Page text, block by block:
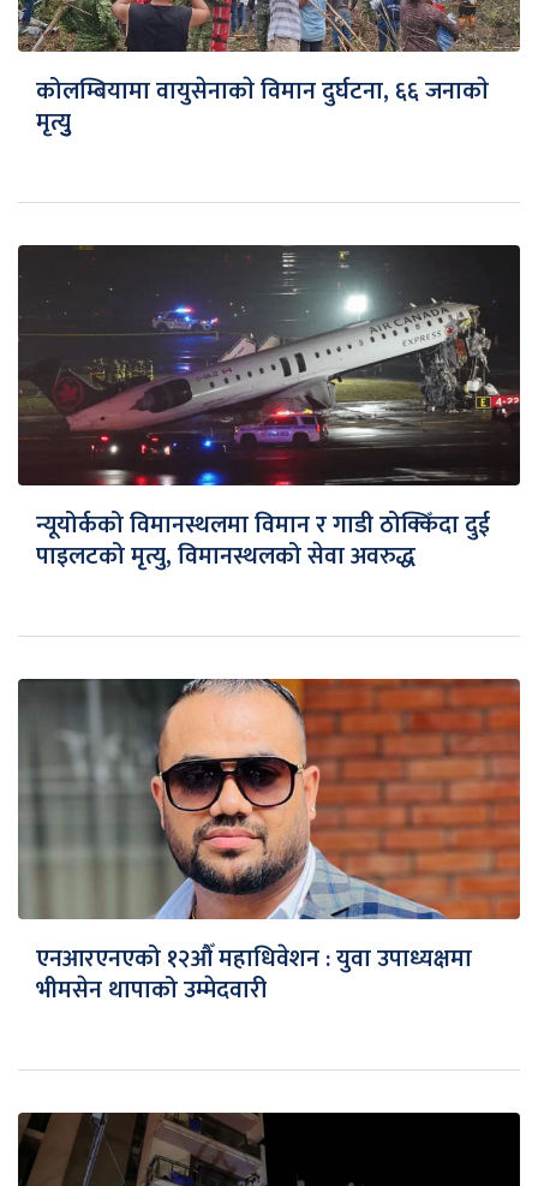
कोलम्बियामा वायुसेनाकाे विमान दुर्घटना, ६६ जनाकाे
मृत्युु
न्यूयोर्कको विमानस्थलमा विमान र गाडी ठोक्किँदा दुई
पाइलटको मृत्यु, विमानस्थलको सेवा अवरुद्ध
एनआरएनएको १२औँ महाधिवेशन : युवा उपाध्यक्षमा
भीमसेन थापाको उम्मेदवारी